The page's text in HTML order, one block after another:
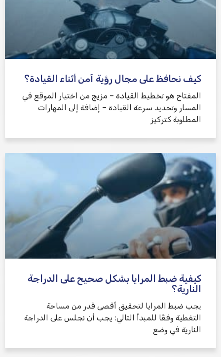
كيف نحافظ على مجال رؤية آمن أثناء القيادة؟
المفتاح هو تخطيط القيادة – مزيج من اختيار الموقع في
المسار وتحديد سرعة القيادة – إضافة إلى المهارات
المطلوبة كتركيز
كيفية ضبط المرايا بشكل صحيح على الدراجة
النارية؟
يجب ضبط المرايا لتحقيق أقصى قدر من مساحة
التغطية وفقًا للمبدأ التالي: يجب أن نجلس على الدراجة
النارية في وضع